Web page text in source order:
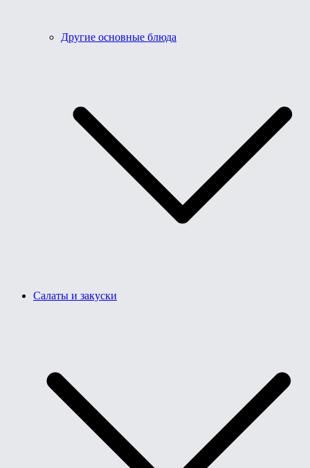
Другие основные блюда
Салаты и закуски